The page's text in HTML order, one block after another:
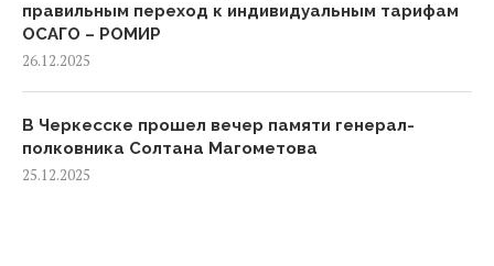
правильным переход к индивидуальным тарифам
ОСАГО – РОМИР
26.12.2025
В Черкесске прошел вечер памяти генерал-
полковника Солтана Магометова
25.12.2025